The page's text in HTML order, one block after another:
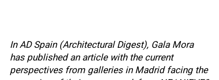
In AD Spain (Architectural Digest), Gala Mora
has published an article with the current
perspectives from galleries in Madrid facing the